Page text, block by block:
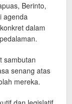
Berinto,
agenda
dalam
sambutan
senang atas
mereka.